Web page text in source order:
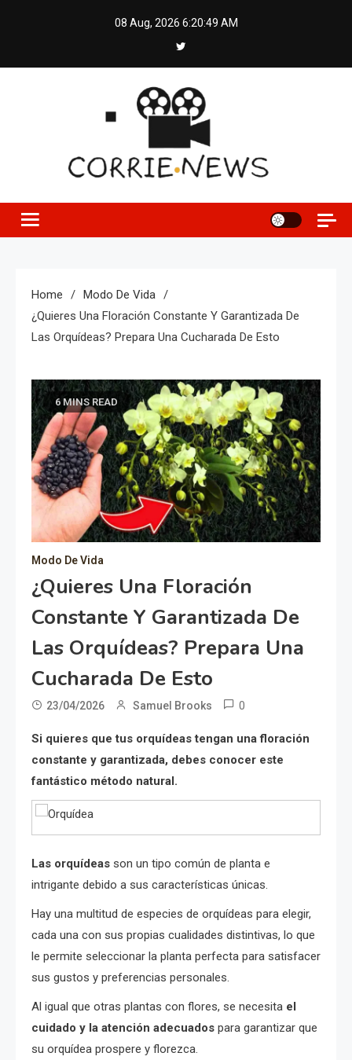
08 Aug, 2026 6:20:50 AM
Home
Modo De Vida
¿Quieres Una Floración Constante Y Garantizada De
Las Orquídeas? Prepara Una Cucharada De Esto
6 MINS READ
Modo De Vida
¿Quieres Una Floración
Constante Y Garantizada De
Las Orquídeas? Prepara Una
Cucharada De Esto
23/04/2026 Samuel Brooks 0
Si quieres que tus orquídeas tengan una floración
constante y garantizada, debes conocer este
fantástico método natural.
Las orquídeas son un tipo común de planta e
intrigante debido a sus características únicas.
Hay una multitud de especies de orquídeas para elegir,
cada una con sus propias cualidades distintivas, lo que
le permite seleccionar la planta perfecta para satisfacer
sus gustos y preferencias personales.
Al igual que otras plantas con flores, se necesita el
cuidado y la atención adecuados para garantizar que
su orquídea prospere y florezca.